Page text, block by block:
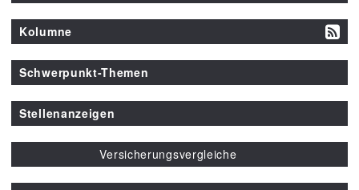
Kolumne
Schwerpunkt-Themen
Stellenanzeigen
Versicherungsvergleiche